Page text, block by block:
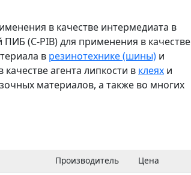
в качестве интермедиата в
(C-PIB) для применения в качестве
в резинотехнике (шины) и
агента липкости в клеях и
материалов, а также во многих
Производитель Цена